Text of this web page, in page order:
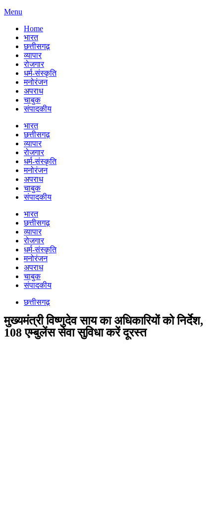
Menu
Home
भारत
छत्तीसगढ़
व्यापार
रोजगार
धर्म-संस्कृति
मनोरंजन
अपराध
चाबुक
संपादकीय
भारत
छत्तीसगढ़
व्यापार
रोजगार
धर्म-संस्कृति
मनोरंजन
अपराध
चाबुक
संपादकीय
भारत
छत्तीसगढ़
व्यापार
रोजगार
धर्म-संस्कृति
मनोरंजन
अपराध
चाबुक
संपादकीय
छत्तीसगढ़
मुख्यमंत्री विष्णुदेव साय का अधिकारियों को निर्देश,
108 एम्बुलेंस सेवा सुविधा करें दूरस्त